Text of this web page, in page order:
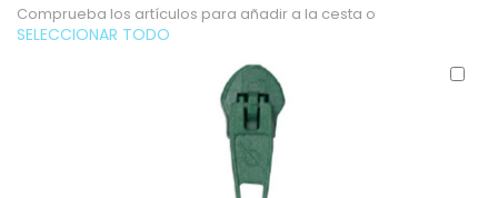
Comprueba los artículos para añadir a la cesta o
SELECCIONAR TODO